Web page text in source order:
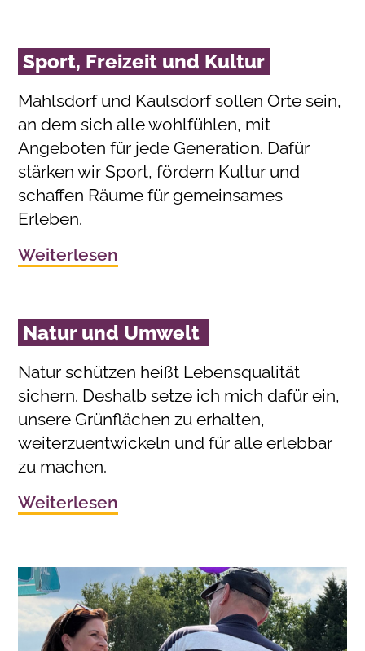
Sport, Freizeit und Kultur
Mahlsdorf und Kaulsdorf sollen Orte sein,
an dem sich alle wohlfühlen, mit
Angeboten für jede Generation. Dafür
stärken wir Sport, fördern Kultur und
schaffen Räume für gemeinsames
Erleben.
Weiterlesen
Natur und Umwelt
Natur schützen heißt Lebensqualität
sichern. Deshalb setze ich mich dafür ein,
unsere Grünflächen zu erhalten,
weiterzuentwickeln und für alle erlebbar
zu machen.
Weiterlesen